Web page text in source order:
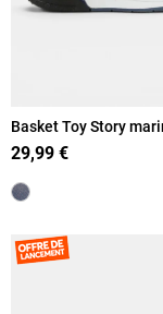
Basket Toy Story
(24-30)
29,99 €